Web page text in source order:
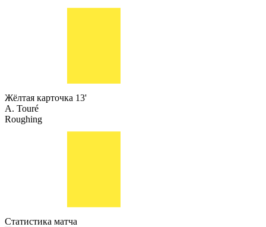
Жёлтая карточка 13'
A. Touré
Roughing
Статистика матча